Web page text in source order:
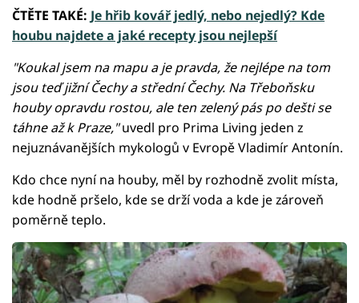
ČTĚTE TAKÉ: Je hřib kovář jedlý, nebo nejedlý? Kde
houbu najdete a jaké recepty jsou nejlepší
"Koukal jsem na mapu a je pravda, že nejlépe na tom
jsou teď jižní Čechy a střední Čechy. Na Třeboňsku
houby opravdu rostou, ale ten zelený pás po dešti se
táhne až k Praze,"uvedl pro Prima Living jeden z
nejuznávanějších mykologů v Evropě Vladimír Antonín.
Kdo chce nyní na houby, měl by rozhodně zvolit místa,
kde hodně pršelo, kde se drží voda a kde je zároveň
poměrně teplo.